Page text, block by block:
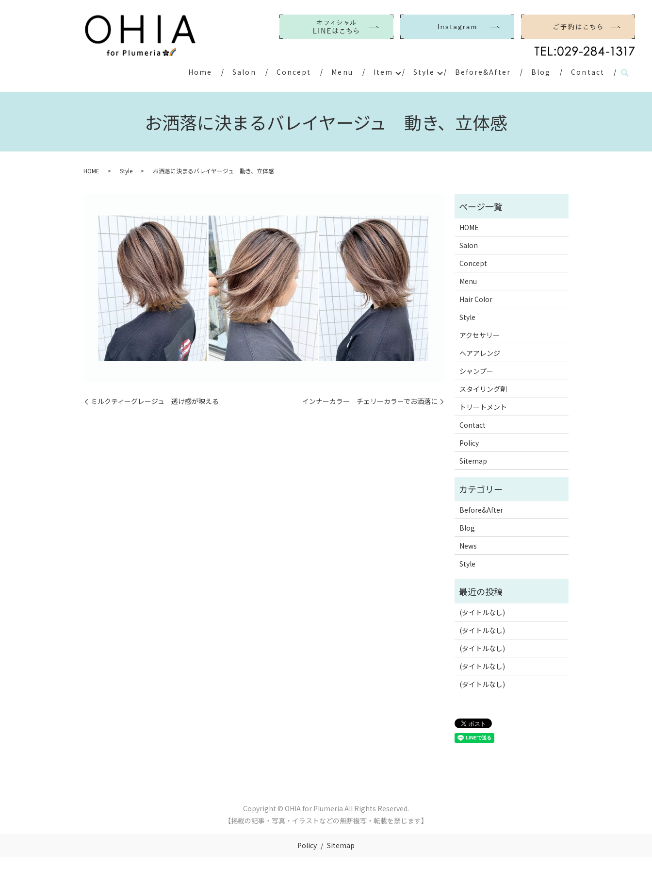
Home Salon Concept Menu Item Style Before&After Blog Contact
お洒落に決まるバレイヤージュ 動き、立体感
HOME Style お洒落に決まるバレイヤージュ 動き、立体感
ミルクティーグレージュ 透け感が映える インナーカラー チェリーカラーでお洒落に
HOME
Salon
Concept
Menu
Hair Color
Style
アクセサリー
ヘアアレンジ
シャンプー
スタイリング剤
トリートメント
Contact
Policy
Sitemap
Before&After
Blog
News
Style
(タイトルなし)
(タイトルなし)
(タイトルなし)
(タイトルなし)
(タイトルなし)
Copyright © OHIA for Plumeria All Rights Reserved.
【掲載の記事・写真・イラストなどの無断複写・転載を禁じます】
Policy Sitemap